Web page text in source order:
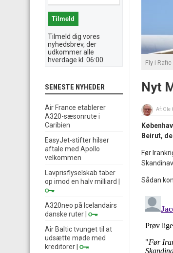
Fly i
Nyt
Af: Ole
Beirut,
Før
Sådan
Tilmeld dig vores
nyhedsbrev, der
udkommer alle
hverdage kl. 06:00
SENESTE NYHEDER
Air France etablerer
A320-sæsonrute i
Caribien
EasyJet-stifter hilser
aftale med Apollo
velkommen
Lavprisflyselskab taber
op imod en halv milliard
A320neo på Icelandairs
danske ruter
Air Baltic tvunget til at
udsætte møde med
kreditorer